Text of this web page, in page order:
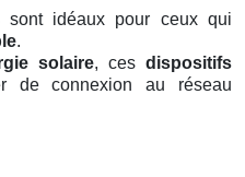
sont idéaux pour ceux qui
.
solaire, cesdispositifs
de connexion au réseau